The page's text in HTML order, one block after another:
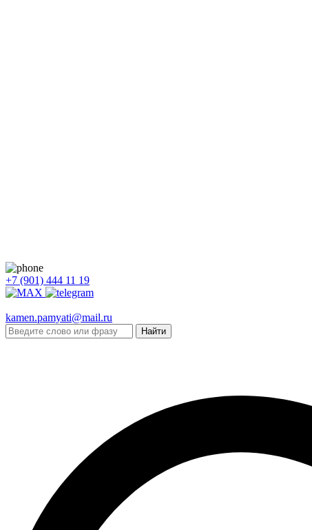
+7 (901) 444 11 19
kamen.pamyati@mail.ru